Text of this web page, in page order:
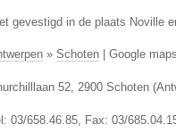
gevestigd in de plaats Noville
» Schoten| Google maps
52, 2900 Schoten(
03/658.46.85, Fax: 03/